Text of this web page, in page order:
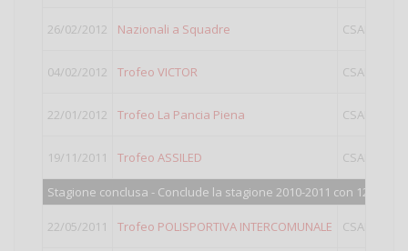
26/02/2012 Nazionali a Squadre CSAIN
04/02/2012 Trofeo VICTOR CSAIN
22/01/2012 Trofeo La Pancia Piena CSAIN
19/11/2011 Trofeo ASSILED CSAIN
Stagione conclusa - Conclude la stagione 2010-2011 con 123 punti.
22/05/2011 Trofeo POLISPORTIVA INTERCOMUNALE CSAIN